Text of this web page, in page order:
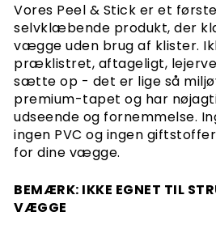
Kundesupport
OFTE STILLEDE SPØRGSMÅL
Forsendelse
Returneringer og
Vilkår og betingelser
Småkager
Fortrolighedspolitik
Artikler om tapet
Sådan hænger du tapet op
Sådan installeres Peel & Stick
Vores Peel & Stick er et
selvklæbende produkt, der
vægge uden brug af klister.
præklistret, aftageligt,
sætte op - det er lige så
premium-tapet og har
udseende og fornemmelse.
ingen PVC og ingen
for dine vægge.
BEMÆRK: IKKE EGNET TIL
VÆGGE